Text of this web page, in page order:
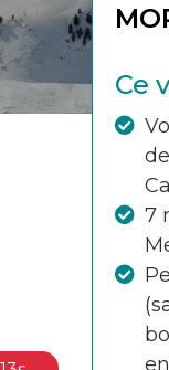
Ce
7